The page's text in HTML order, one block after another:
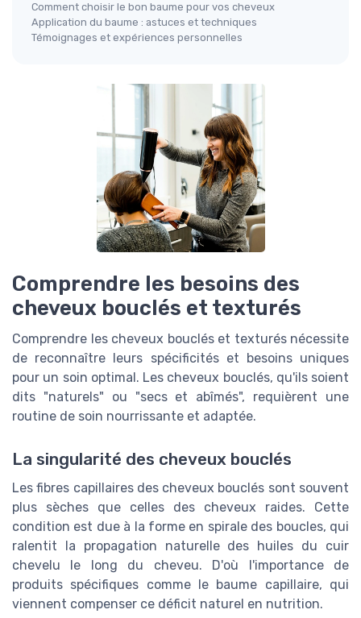
Comment choisir le bon baume pour vos cheveux
Application du baume : astuces et techniques
Témoignages et expériences personnelles
Comprendre les besoins des
cheveux bouclés et texturés
Comprendre les cheveux bouclés et texturés nécessite
de reconnaître leurs spécificités et besoins uniques
pour un soin optimal. Les cheveux bouclés, qu'ils soient
dits "naturels" ou "secs et abîmés", requièrent une
routine de soin nourrissante et adaptée.
La singularité des cheveux bouclés
Les fibres capillaires des cheveux bouclés sont souvent
plus sèches que celles des cheveux raides. Cette
condition est due à la forme en spirale des boucles, qui
ralentit la propagation naturelle des huiles du cuir
chevelu le long du cheveu. D'où l'importance de
produits spécifiques comme le baume capillaire, qui
viennent compenser ce déficit naturel en nutrition.